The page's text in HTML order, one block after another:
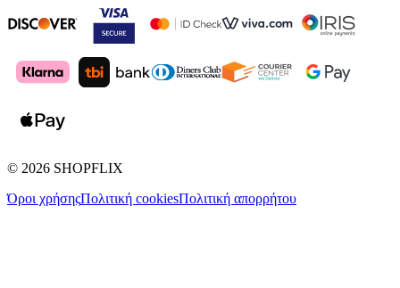
© 2026 SHOPFLIX
Όροι χρήσηςΠολιτική cookiesΠολιτική απορρήτου